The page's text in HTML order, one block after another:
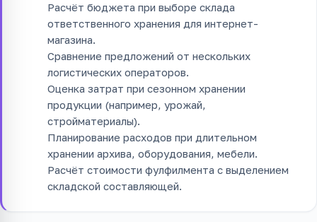
Расчёт бюджета при выборе склада
ответственного хранения для интернет-
магазина.
Сравнение предложений от нескольких
логистических операторов.
Оценка затрат при сезонном хранении
продукции (например, урожай,
стройматериалы).
Планирование расходов при длительном
хранении архива, оборудования, мебели.
Расчёт стоимости фулфилмента с выделением
складской составляющей.